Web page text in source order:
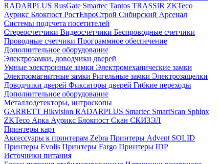
RADARPLUS RusGate Smartec Tantos TRASSIR ZKTeco
Аурикс Блокпост РостЕвроСтрой Сибирский Арсенал
Системы подсчета посетителей
Стереосчетчики Видеосчетчики Беспроводные счетчики
Проводные счетчики Программное обеспечение
Дополнительное оборудование
Электрозамки, доводчики дверей
Умные электронные замки Электромеханические замки
Электромагнитные замки Ригельные замки Электрозащелки
Доводчики дверей Фиксаторы дверей Гибкие переходы
Дополнительное оборудование
Металлодетекторы, интроскопы
GARRETT Hikvision RADARPLUS Smartec SmartScan Sphinx
ZKTeco Арка Аурикс Блокпост Скан СКИЗЭЛ
Принтеры карт
Аксессуары к принтерам Zebra Принтеры Advent SOLID
Принтеры Evolis Принтеры Fargo Принтеры IDP
Источники питания